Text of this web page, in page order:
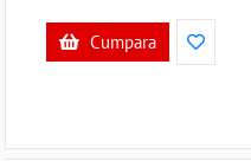
Cumpara